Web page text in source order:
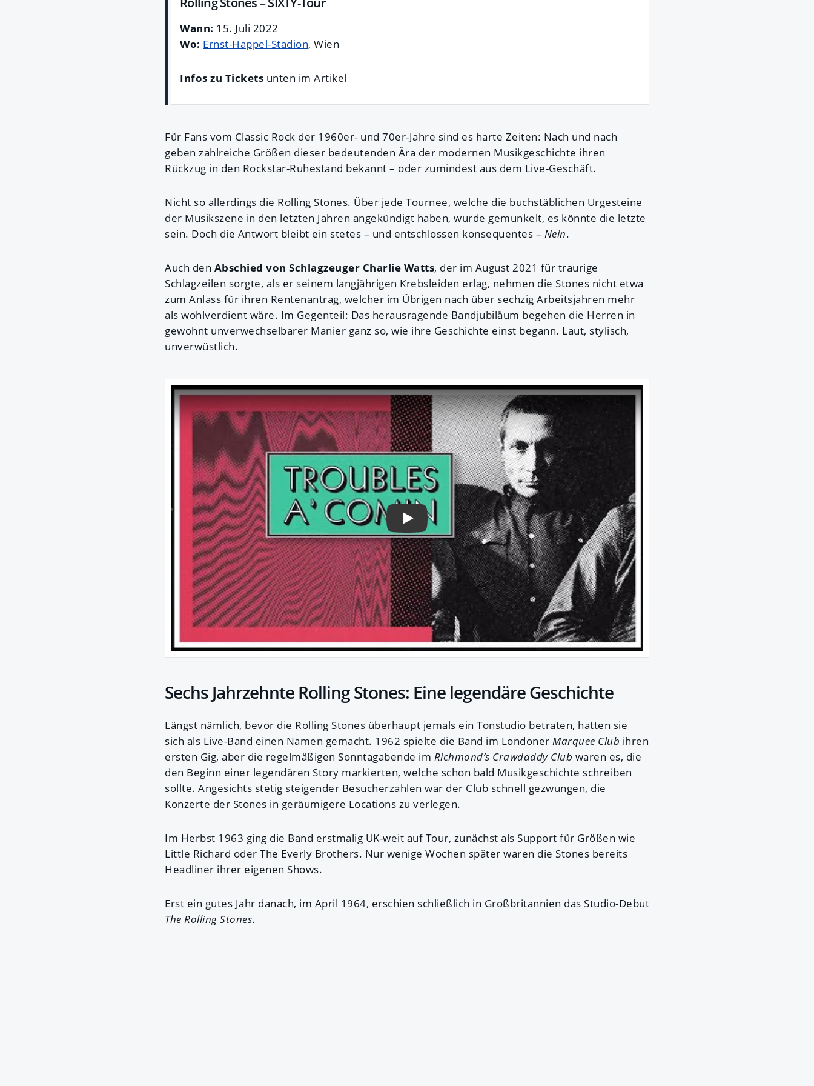
Wann: 15. Juli 2022
Wo: Ernst-Happel-Stadion, Wien
Infos zu Tickets unten im Artikel
Für Fans vom Classic Rock der 1960er- und 70er-Jahre sind es harte Zeiten: Nach und nach
geben zahlreiche Größen dieser bedeutenden Ära der modernen Musikgeschichte ihren
Rückzug in den Rockstar-Ruhestand bekannt – oder zumindest aus dem Live-Geschäft.
Nicht so allerdings die Rolling Stones. Über jede Tournee, welche die buchstäblichen Urgesteine
der Musikszene in den letzten Jahren angekündigt haben, wurde gemunkelt, es könnte die letzte
sein. Doch die Antwort bleibt ein stetes – und entschlossen konsequentes – Nein.
Auch den Abschied von Schlagzeuger Charlie Watts, der im August 2021 für traurige
Schlagzeilen sorgte, als er seinem langjährigen Krebsleiden erlag, nehmen die Stones nicht etwa
zum Anlass für ihren Rentenantrag, welcher im Übrigen nach über sechzig Arbeitsjahren mehr
als wohlverdient wäre. Im Gegenteil: Das herausragende Bandjubiläum begehen die Herren in
gewohnt unverwechselbarer Manier ganz so, wie ihre Geschichte einst begann. Laut, stylisch,
unverwüstlich.
Play
Sechs Jahrzehnte Rolling Stones: Eine legendäre Geschichte
Längst nämlich, bevor die Rolling Stones überhaupt jemals ein Tonstudio betraten, hatten sie
sich als Live-Band einen Namen gemacht. 1962 spielte die Band im Londoner Marquee Club ihren
ersten Gig, aber die regelmäßigen Sonntagabende im Richmond’s Crawdaddy Club waren es, die
den Beginn einer legendären Story markierten, welche schon bald Musikgeschichte schreiben
sollte. Angesichts stetig steigender Besucherzahlen war der Club schnell gezwungen, die
Konzerte der Stones in geräumigere Locations zu verlegen.
Im Herbst 1963 ging die Band erstmalig UK-weit auf Tour, zunächst als Support für Größen wie
Little Richard oder The Everly Brothers. Nur wenige Wochen später waren die Stones bereits
Headliner ihrer eigenen Shows.
Erst ein gutes Jahr danach, im April 1964, erschien schließlich in Großbritannien das Studio-Debut
The Rolling Stones.